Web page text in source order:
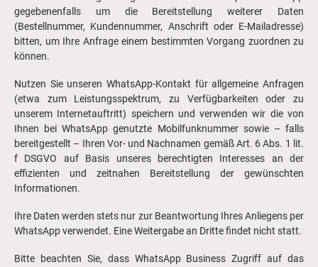
gegebenenfalls um die Bereitstellung weiterer Daten
(Bestellnummer, Kundennummer, Anschrift oder E-Mailadresse)
bitten, um Ihre Anfrage einem bestimmten Vorgang zuordnen zu
können.
Nutzen Sie unseren WhatsApp-Kontakt für allgemeine Anfragen
(etwa zum Leistungsspektrum, zu Verfügbarkeiten oder zu
unserem Internetauftritt) speichern und verwenden wir die von
Ihnen bei WhatsApp genutzte Mobilfunknummer sowie – falls
bereitgestellt – Ihren Vor- und Nachnamen gemäß Art. 6 Abs. 1 lit.
f DSGVO auf Basis unseres berechtigten Interesses an der
effizienten und zeitnahen Bereitstellung der gewünschten
Informationen.
Ihre Daten werden stets nur zur Beantwortung Ihres Anliegens per
WhatsApp verwendet. Eine Weitergabe an Dritte findet nicht statt.
Bitte beachten Sie, dass WhatsApp Business Zugriff auf das